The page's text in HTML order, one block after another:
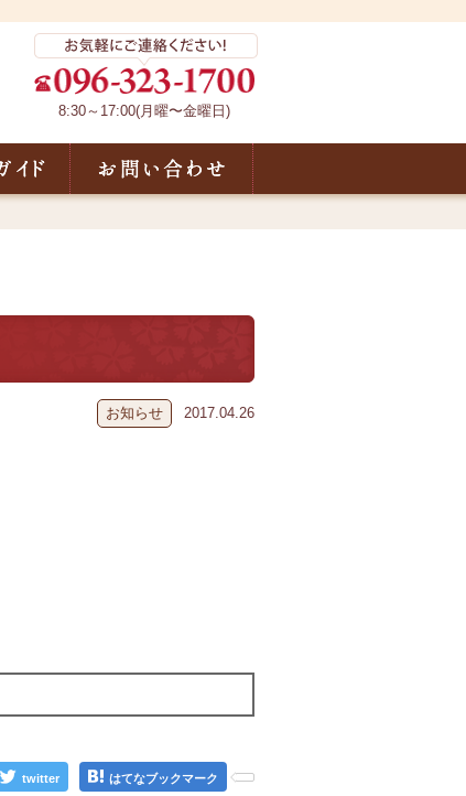
8:30～17:00(月曜〜金曜日)
ご利用ガイド お問い合わせ
お知らせ 2017.04.26
twitter はてなブックマーク